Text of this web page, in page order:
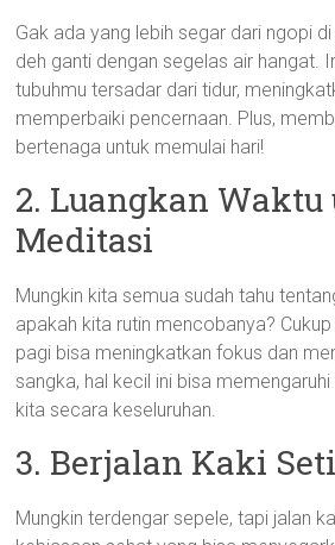
Gak ada yang lebih segar dari ngopi
deh ganti dengan segelas air hangat.
tubuhmu tersadar dari tidur,
memperbaiki pencernaan. Plus,
bertenaga untuk memulai hari!
2. Luangkan Waktu
Meditasi
Mungkin kita semua sudah tahu
apakah kita rutin mencobanya?
pagi bisa meningkatkan fokus dan
sangka, hal kecil ini bisa
kita secara keseluruhan.
3. Berjalan Kaki
Mungkin terdengar sepele, tapi jalan